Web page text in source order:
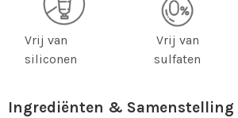
Vrij van
siliconen
Vrij van
sulfaten
Ingrediënten & Samenstelling